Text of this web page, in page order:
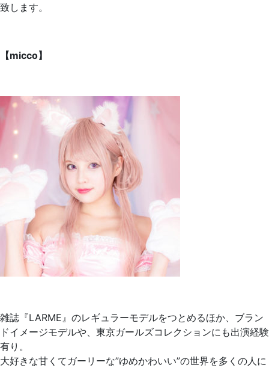
致します。
【micco】
雑誌『LARME』のレギュラーモデルをつとめるほか、ブラン
ドイメージモデルや、東京ガールズコレクションにも出演経験
有り。
大好きな甘くてガーリーな”ゆめかわいい”の世界を多くの人に